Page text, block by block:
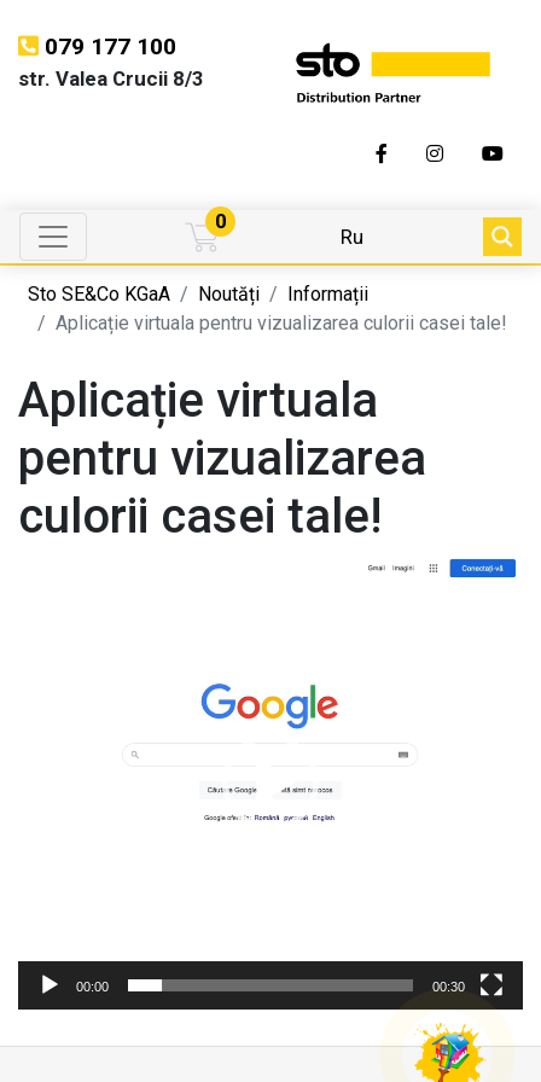
079 177 100
str. Valea Crucii 8/3
0
Ru
Sto SE&Co KGaA Noutăți
Informații
Aplicație virtuala pentru vizualizarea culorii casei tale!
Aplicație virtuala
pentru vizualizarea
culorii casei tale!
00:00 00:30